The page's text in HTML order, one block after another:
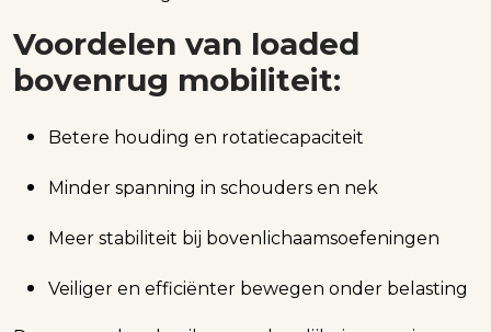
Voordelen van loaded
bovenrug mobiliteit:
Betere houding en rotatiecapaciteit
Minder spanning in schouders en nek
Meer stabiliteit bij bovenlichaamsoefeningen
Veiliger en efficiënter bewegen onder belasting